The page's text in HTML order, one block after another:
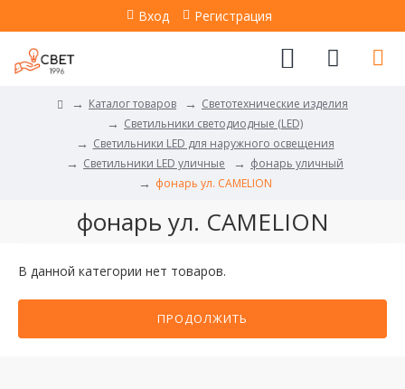
Вход Регистрация
Каталог товаров
Светотехнические изделия
Светильники светодиодные (LED)
Светильники LED для наружного освещения
Светильники LED уличные
фонарь уличный
фонарь ул. CAMELION
фонарь ул. CAMELION
В данной категории нет товаров.
ПРОДОЛЖИТЬ